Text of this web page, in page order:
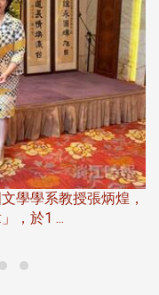
學學系教授張炳煌，
，於1 ...